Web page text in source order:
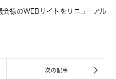
様のWEBサイトをリニューアル